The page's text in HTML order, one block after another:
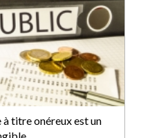
titre onéreux est un